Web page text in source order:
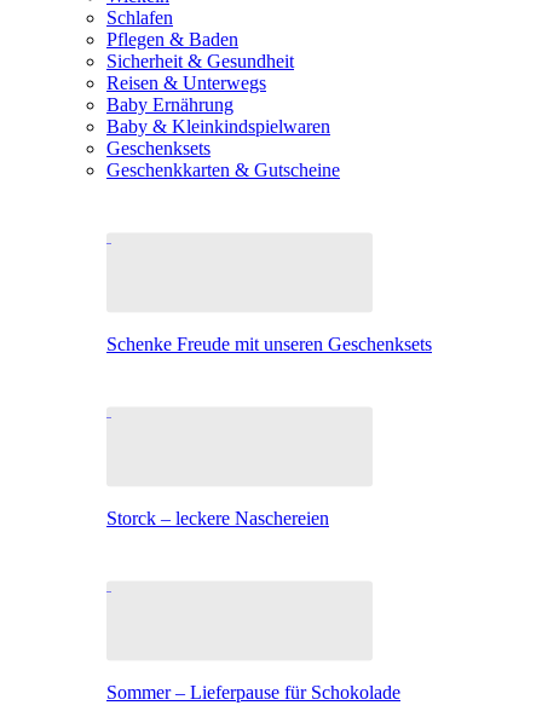
Schlafen
Pflegen & Baden
Sicherheit & Gesundheit
Reisen & Unterwegs
Baby Ernährung
Baby & Kleinkindspielwaren
Geschenksets
Geschenkkarten & Gutscheine
Schenke Freude mit unseren Geschenksets
Storck – leckere Naschereien
Sommer – Lieferpause für Schokolade